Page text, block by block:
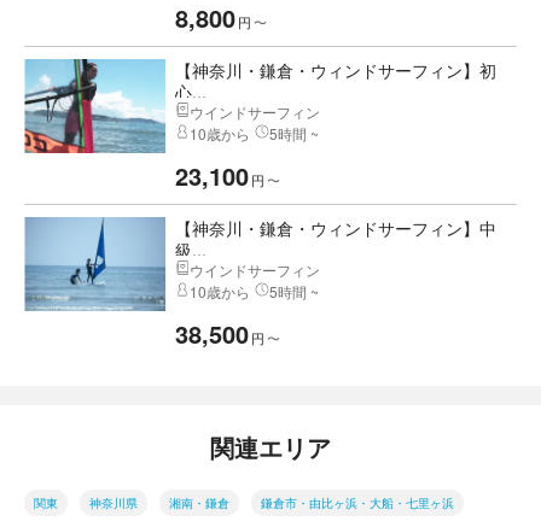
8,800円 〜
【神奈川・鎌倉・ウィンドサーフィン】初
心...
ウインドサーフィン
10歳から
5時間 ~
23,100円 〜
【神奈川・鎌倉・ウィンドサーフィン】中
級...
ウインドサーフィン
10歳から
5時間 ~
38,500円 〜
関連エリア
関東 神奈川県 湘南・鎌倉 鎌倉市・由比ヶ浜・大船・七里ヶ浜